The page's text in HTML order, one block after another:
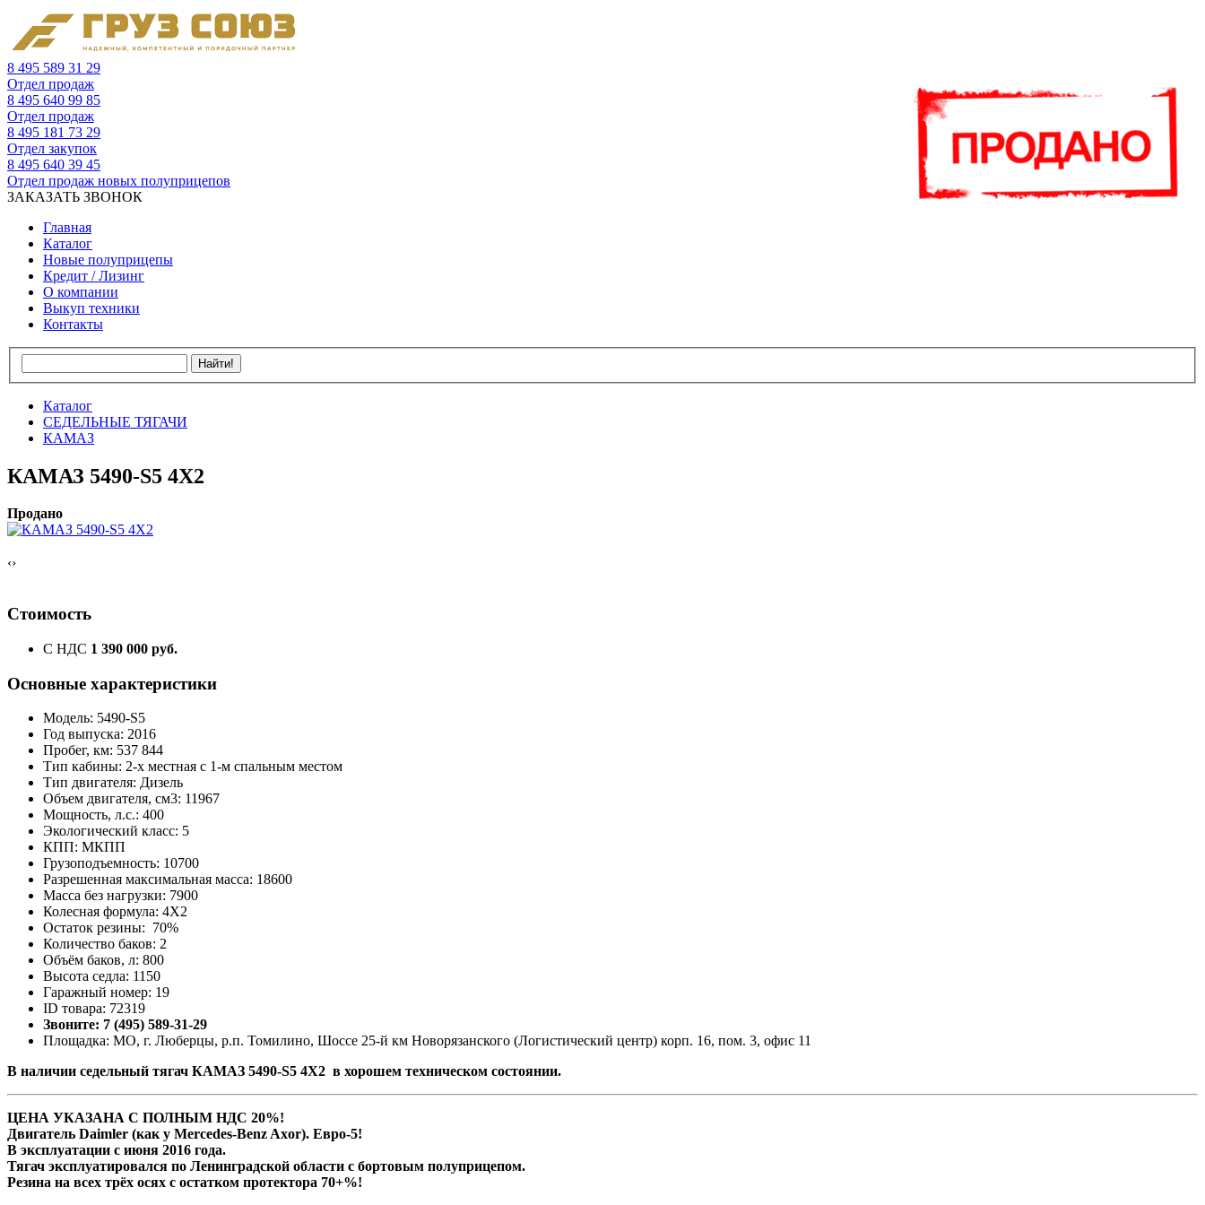
8 495 589 31 29
Отдел продаж
8 495 640 99 85
Отдел продаж
8 495 181 73 29
Отдел закупок
8 495 640 39 45
Отдел продаж новых полуприцепов
ЗАКАЗАТЬ ЗВОНОК
Главная
Каталог
Новые полуприцепы
Кредит / Лизинг
О компании
Выкуп техники
Контакты
Каталог
СЕДЕЛЬНЫЕ ТЯГАЧИ
КАМАЗ
КАМАЗ 5490-S5 4Х2
Продано
‹›
Стоимость
С НДС 1 390 000 руб.
Основные характеристики
Модель: 5490-S5
Год выпуска: 2016
Пробег, км: 537 844
Тип кабины: 2-х местная с 1-м спальным местом
Тип двигателя: Дизель
Объем двигателя, см3: 11967
Мощность, л.с.: 400
Экологический класс: 5
КПП: МКПП
Грузоподъемность: 10700
Разрешенная максимальная масса: 18600
Масса без нагрузки: 7900
Колесная формула: 4X2
Остаток резины: 70%
Количество баков: 2
Объём баков, л: 800
Высота седла: 1150
Гаражный номер: 19
ID товара: 72319
Звоните: 7 (495) 589-31-29
Площадка: МО, г. Люберцы, р.п. Томилино, Шоссе 25-й км Новорязанского (Логистический центр) корп. 16, пом. 3, офис 11
В наличии cедельный тягач КАМАЗ 5490-S5 4Х2 в хорошем техническом состоянии.
ЦЕНА УКАЗАНА С ПОЛНЫМ НДС 20%!
Двигатель Daimler (как у Mercedes-Benz Axor). Евро-5!
В эксплуатации с июня 2016 года.
Тягач эксплуатировался по Ленинградской области с бортовым полуприцепом.
Резина на всех трёх осях с остатком протектора 70+%!